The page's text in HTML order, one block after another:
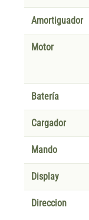
Amortiguador
Motor
Batería
Cargador
Mando
Display
Direccion